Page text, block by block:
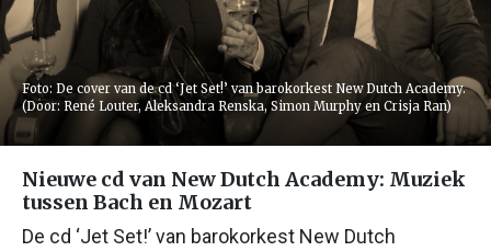
Foto: De cover van de cd ‘Jet Set!’ van barokorkest New Dutch Academy.
(Door: René Louter, Aleksandra Renska, Simon Murphy en Crisja Ran)
Nieuwe cd van New Dutch Academy: Muziek
tussen Bach en Mozart
De cd ‘Jet Set!’ van barokorkest New Dutch